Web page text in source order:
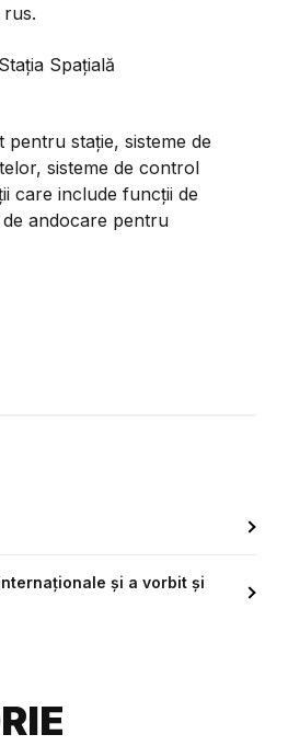
Spațială
pentru stație, sisteme de
sisteme de control
care include funcții de
andocare pentru
și a vorbit și